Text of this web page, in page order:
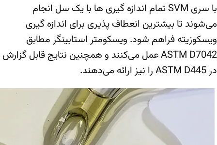
با سری SVM تمام اندازه گیری ها با یک سل انجام
می‌شوند تا بیشترین انعطاف پذیری برای اندازه گیری
ویسکوزیته فراهم شود. ویسکومتر استابینگر مطابق
ASTM D7042 عمل می‌کنند و همچنین نتایج قابل گزارش
در ASTM D445 را نیز ارائه می‌دهند.